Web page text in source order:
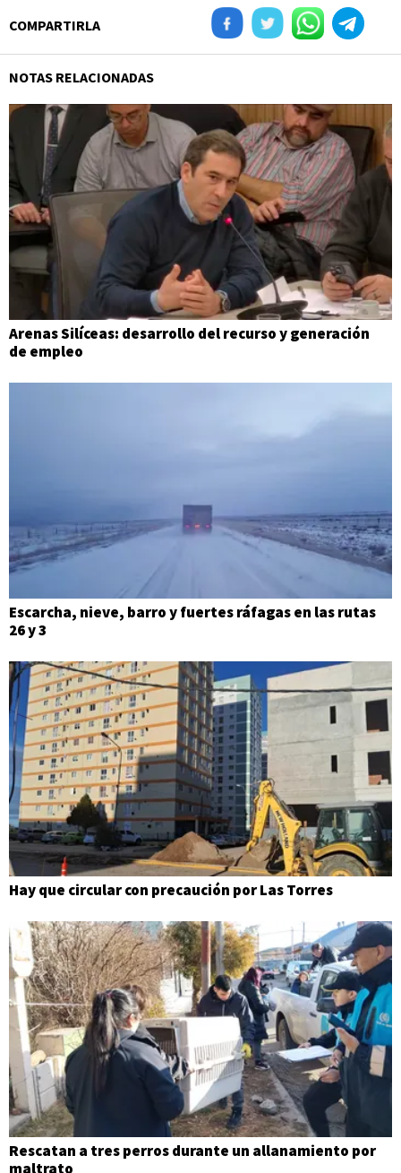
COMPARTIRLA
NOTAS RELACIONADAS
Arenas Silíceas: desarrollo del recurso y generación
de empleo
Escarcha, nieve, barro y fuertes ráfagas en las rutas
26 y 3
Hay que circular con precaución por Las Torres
Rescatan a tres perros durante un allanamiento por
maltrato